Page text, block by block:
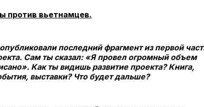
против вьетнамцев.
последний фрагмент из первой
Сам ты сказал: «Я провел огромный объем
Как ты видишь развитие проекта? Книга,
выставки? Что будет дальше?